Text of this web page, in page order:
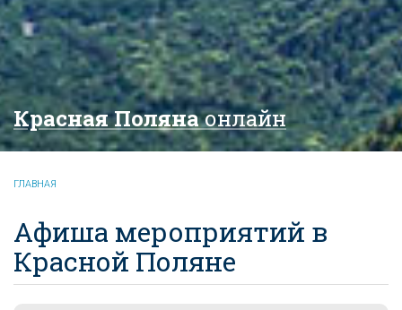
Красная Полянаонлайн
ГЛАВНАЯ
Афиша мероприятий в
Красной Поляне